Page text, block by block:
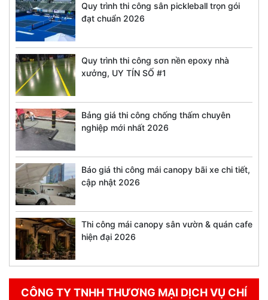
Quy trình thi công sân pickleball trọn gói
đạt chuẩn 2026
Quy trình thi công sơn nền epoxy nhà
xưởng, UY TÍN SỐ #1
Bảng giá thi công chống thấm chuyên
nghiệp mới nhất 2026
Báo giá thi công mái canopy bãi xe chi tiết,
cập nhật 2026
Thi công mái canopy sân vườn & quán cafe
hiện đại 2026
CÔNG TY TNHH THƯƠNG MẠI DỊCH VỤ CHÍ